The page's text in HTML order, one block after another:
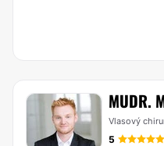
MUDR.
Vlasový
5